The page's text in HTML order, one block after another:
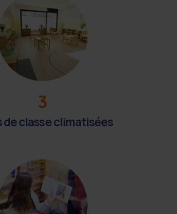
3
de classe climatisées